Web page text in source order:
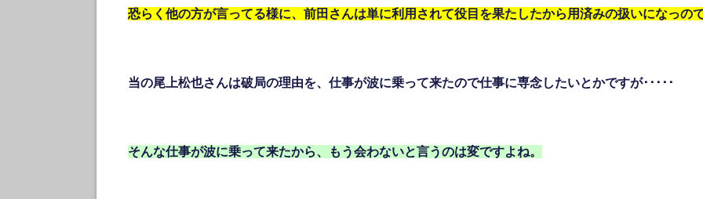
恐らく他の方が言ってる様に、前田さんは単に利用されて役目を果たしたから用済みの扱いになっので
当の尾上松也さんは破局の理由を、仕事が波に乗って来たので仕事に専念したいとかですが･････
そんな仕事が波に乗って来たから、もう会わないと言うのは変ですよね。